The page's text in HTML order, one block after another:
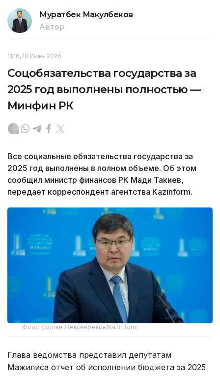
Муратбек Макулбеков
Автор
11:16, 10 Июня 2026
Соцобязательства государства за
2025 год выполнены полностью —
Минфин РК
Все социальные обязательства государства за
2025 год выполнены в полном объеме. Об этом
сообщил министр финансов РК Мади Такиев,
передает корреспондент агентства Kazinform.
Фото: Солтан Жексенбеков/Kazinform
Глава ведомства представил депутатам
Мажилиса отчет об исполнении бюджета за 2025